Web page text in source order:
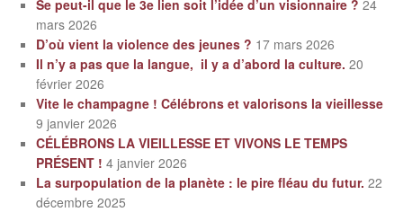
Se peut-il que le 3e lien soit l’idée d’un visionnaire ? 24
mars 2026
D’où vient la violence des jeunes ? 17 mars 2026
Il n’y a pas que la langue, il y a d’abord la culture. 20
février 2026
Vite le champagne ! Célébrons et valorisons la vieillesse
9 janvier 2026
CÉLÉBRONS LA VIEILLESSE ET VIVONS LE TEMPS
PRÉSENT ! 4 janvier 2026
La surpopulation de la planète : le pire fléau du futur. 22
décembre 2025